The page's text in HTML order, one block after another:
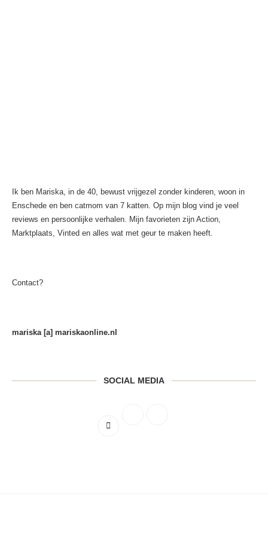
Ik ben Mariska, in de 40, bewust vrijgezel zonder kinderen, woon in
Enschede en ben catmom van 7 katten. Op mijn blog vind je veel
reviews en persoonlijke verhalen. Mijn favorieten zijn Action,
Marktplaats, Vinted en alles wat met geur te maken heeft.
Contact?
mariska [a] mariskaonline.nl
SOCIAL MEDIA